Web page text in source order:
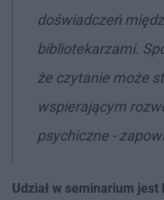
doświadczeń
bibliotekarzami.
że czytanie może
wspierającym
psychiczne -
Udział w seminarium jest